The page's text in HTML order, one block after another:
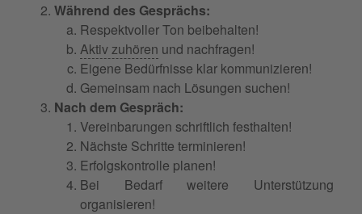
Während des Gesprächs:
Respektvoller Ton beibehalten!
Aktiv zuhören und nachfragen!
Eigene Bedürfnisse klar kommunizieren!
Gemeinsam nach Lösungen suchen!
Nach dem Gespräch:
Vereinbarungen schriftlich festhalten!
Nächste Schritte terminieren!
Erfolgskontrolle planen!
Bei Bedarf weitere Unterstützung
organisieren!